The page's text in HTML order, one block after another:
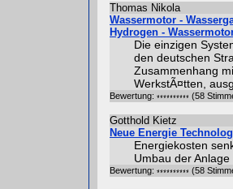
Thomas Nikola
Wassermotor -
Hydrogen -
Die einzigen
den deutschen
Zusammenhang
WerkstÃ¤tten,
Bewertung: (58
Gotthold Kietz
Neue Energie
Energiekosten
Umbau der Anlage
Bewertung: (58